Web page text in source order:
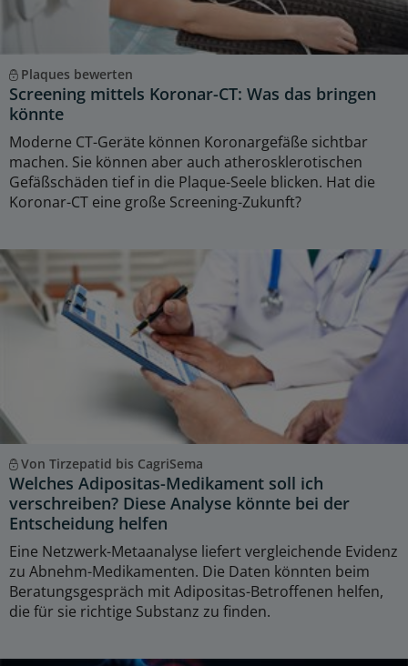
Plaques bewerten
Screening mittels Koronar-CT: Was das bringen
könnte
Moderne CT-Geräte können Koronargefäße sichtbar
machen. Sie können aber auch atherosklerotischen
Gefäßschäden tief in die Plaque-Seele blicken. Hat die
Koronar-CT eine große Screening-Zukunft?
Von Tirzepatid bis CagriSema
Welches Adipositas-Medikament soll ich
verschreiben? Diese Analyse könnte bei der
Entscheidung helfen
Eine Netzwerk-Metaanalyse liefert vergleichende Evidenz
zu Abnehm-Medikamenten. Die Daten könnten beim
Beratungsgespräch mit Adipositas-Betroffenen helfen,
die für sie richtige Substanz zu finden.